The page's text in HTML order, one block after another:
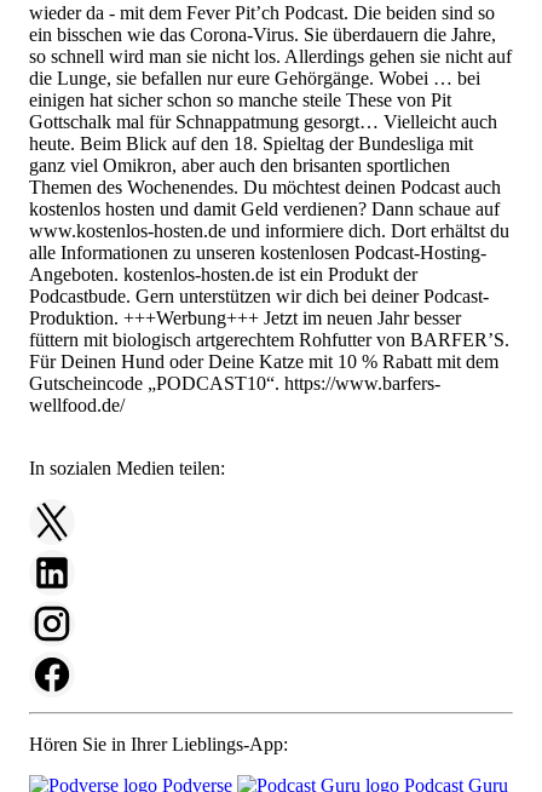
wieder da - mit dem Fever Pit’ch Podcast. Die beiden sind so
ein bisschen wie das Corona-Virus. Sie überdauern die Jahre,
so schnell wird man sie nicht los. Allerdings gehen sie nicht auf
die Lunge, sie befallen nur eure Gehörgänge. Wobei … bei
einigen hat sicher schon so manche steile These von Pit
Gottschalk mal für Schnappatmung gesorgt… Vielleicht auch
heute. Beim Blick auf den 18. Spieltag der Bundesliga mit
ganz viel Omikron, aber auch den brisanten sportlichen
Themen des Wochenendes. Du möchtest deinen Podcast auch
kostenlos hosten und damit Geld verdienen? Dann schaue auf
www.kostenlos-hosten.de und informiere dich. Dort erhältst du
alle Informationen zu unseren kostenlosen Podcast-Hosting-
Angeboten. kostenlos-hosten.de ist ein Produkt der
Podcastbude. Gern unterstützen wir dich bei deiner Podcast-
Produktion. +++Werbung+++ Jetzt im neuen Jahr besser
füttern mit biologisch artgerechtem Rohfutter von BARFER’S.
Für Deinen Hund oder Deine Katze mit 10 % Rabatt mit dem
Gutscheincode „PODCAST10“. https://www.barfers-
wellfood.de/
In sozialen Medien teilen:
Hören Sie in Ihrer Lieblings-App:
Podverse
Podcast Guru